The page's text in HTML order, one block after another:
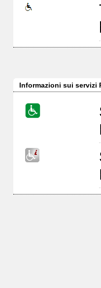
Informazioni sui servizi